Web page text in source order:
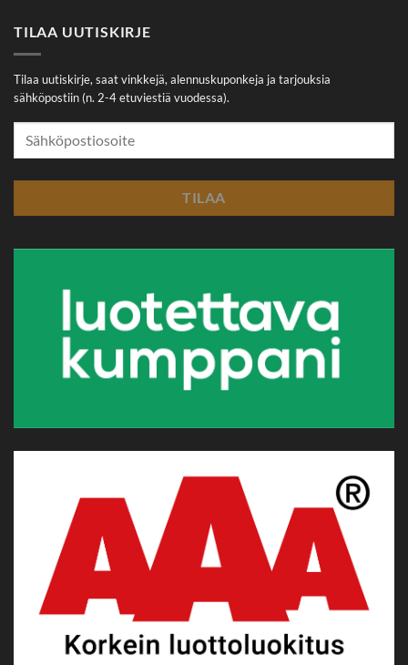
TILAA UUTISKIRJE
Tilaa uutiskirje, saat vinkkejä, alennuskuponkeja ja tarjouksia
sähköpostiin (n. 2-4 etuviestiä vuodessa).